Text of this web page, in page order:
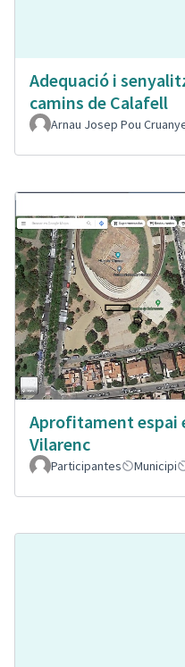
Adequació i
camins de Calafell
Arnau Josep Pou
Aprofitament espai
Vilarenc
Participantes Municipi